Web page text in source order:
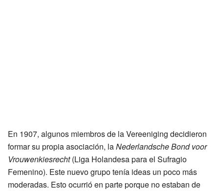
En 1907, algunos miembros de la Vereeniging decidieron
formar su propia asociación, laNederlandsche Bond voor
Vrouwenkiesrecht(Liga Holandesa para el Sufragio
Femenino). Este nuevo grupo tenía ideas un poco más
moderadas. Esto ocurrió en parte porque no estaban de